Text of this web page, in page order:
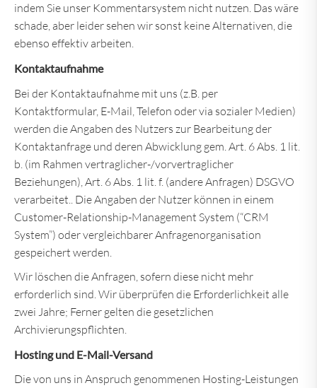
indem Sie unser Kommentarsystem nicht nutzen. Das wäre
schade, aber leider sehen wir sonst keine Alternativen, die
ebenso effektiv arbeiten.
Kontaktaufnahme
Bei der Kontaktaufnahme mit uns (z.B. per
Kontaktformular, E-Mail, Telefon oder via sozialer Medien)
werden die Angaben des Nutzers zur Bearbeitung der
Kontaktanfrage und deren Abwicklung gem. Art. 6 Abs. 1 lit.
b. (im Rahmen vertraglicher-/vorvertraglicher
Beziehungen), Art. 6 Abs. 1 lit. f. (andere Anfragen) DSGVO
verarbeitet.. Die Angaben der Nutzer können in einem
Customer-Relationship-Management System (“CRM
System”) oder vergleichbarer Anfragenorganisation
gespeichert werden.
Wir löschen die Anfragen, sofern diese nicht mehr
erforderlich sind. Wir überprüfen die Erforderlichkeit alle
zwei Jahre; Ferner gelten die gesetzlichen
Archivierungspflichten.
Hosting und E-Mail-Versand
Die von uns in Anspruch genommenen Hosting-Leistungen